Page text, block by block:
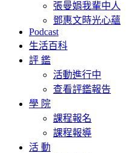
張曼娟我輩中人
鄧惠文時光心蘊
Podcast
生活百科
評 鑑
活動進行中
查看評鑑報告
學 院
課程報名
課程報導
活 動